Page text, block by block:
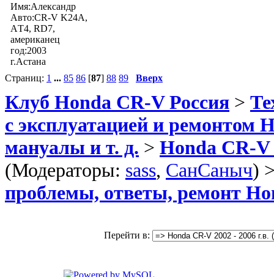
Имя:Александр
Авто:CR-V K24A,
АT4, RD7,
американец
год:2003
г.Астана
Страниц: 1 ... 85 86 [87] 88 89 Вверх
Клуб Honda CR-V Россия >
с эксплуатацией и ремонтом
мануалы и т. д. > Honda CR-V
(Модераторы: sass, СанСаныч)
проблемы, ответы, ремонт
Перейти в: